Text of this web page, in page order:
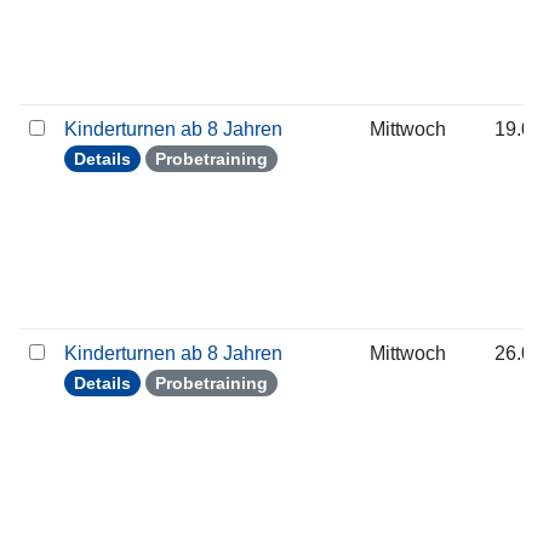
Kinderturnen ab 8 Jahren
Details Probetraining
Mittwoch
Kinderturnen ab 8 Jahren
Details Probetraining
Mittwoch